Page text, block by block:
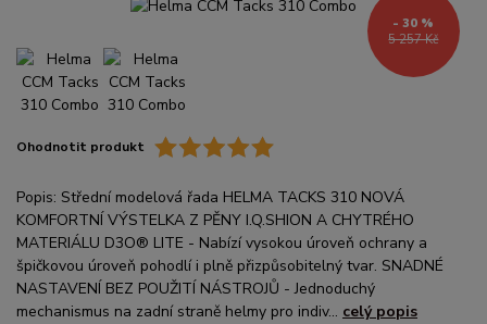
5 257 Kč
- 30 %
Ohodnotit produkt
Popis: Střední modelová řada HELMA TACKS 310 NOVÁ
KOMFORTNÍ VÝSTELKA Z PĚNY I.Q.SHION A CHYTRÉHO
MATERIÁLU D3O® LITE - Nabízí vysokou úroveň ochrany a
špičkovou úroveň pohodlí i plně přizpůsobitelný tvar. SNADNÉ
NASTAVENÍ BEZ POUŽITÍ NÁSTROJŮ - Jednoduchý
mechanismus na zadní straně helmy pro indiv... celý popis